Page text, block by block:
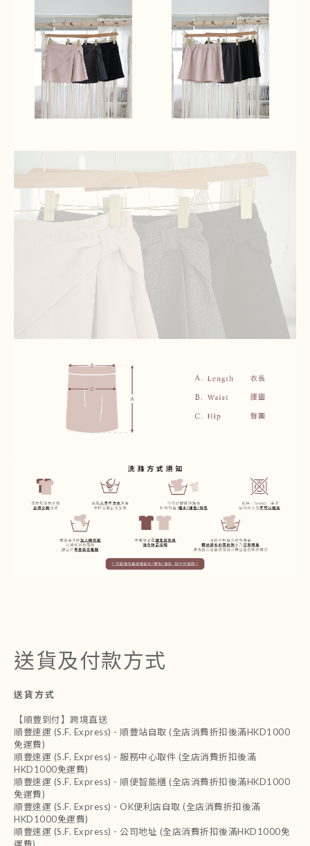
送貨及付款方式
送貨方式
【順豐到付】跨境直送
順豐速運 (S.F. Express) - 順豐站自取 (全店消費折扣後滿HKD1000
免運費)
順豐速運 (S.F. Express) - 服務中心取件 (全店消費折扣後滿
HKD1000免運費)
順豐速運 (S.F. Express) - 順便智能櫃 (全店消費折扣後滿HKD1000
免運費)
順豐速運 (S.F. Express) - OK便利店自取 (全店消費折扣後滿
HKD1000免運費)
順豐速運 (S.F. Express) - 公司地址 (全店消費折扣後滿HKD1000免